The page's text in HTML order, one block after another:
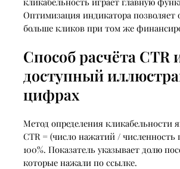
Оптимизация индикатора позволяет
больше кликов при том же
Способ расчёта CTR
доступный
цифрах
Метод определения кликабельности
CTR = (число нажатий / численность
100%. Показатель указывает долю
которые нажали по ссылке.